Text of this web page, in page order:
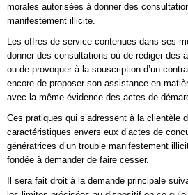
morales autorisées à donner des
manifestement illicite.
Les offres de service contenues dans ses
donner des consultations ou de rédiger des
ou de provoquer à la souscription d’un
encore de proposer son assistance en
avec la même évidence des actes de
Ces pratiques qui s’adressent à la clientèle
caractéristiques envers eux d’actes de
génératrices d’un trouble manifestement
fondée à demander de faire cesser.
Il sera fait droit à la demande principale